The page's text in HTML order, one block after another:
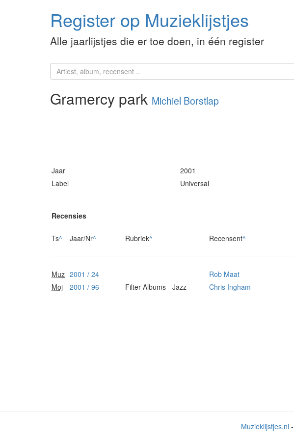
Register op Muzieklijstjes
Alle jaarlijstjes die er toe doen, in één register
Gramercy park Michiel Borstlap
Jaar
2001
Label
Universal
Recensies
Ts^ Jaar/Nr^ Rubriek^ Recensent^
Muz 2001 / 24 Rob Maat
Moj
2001 / 96 Filter Albums - Jazz Chris Ingham
Muzieklijstjes.nl -